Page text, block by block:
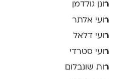
ר ונן גולדמן
ר ועי אלתר
רועי דלאל
ר ועי סטרדי
רות שונבלום